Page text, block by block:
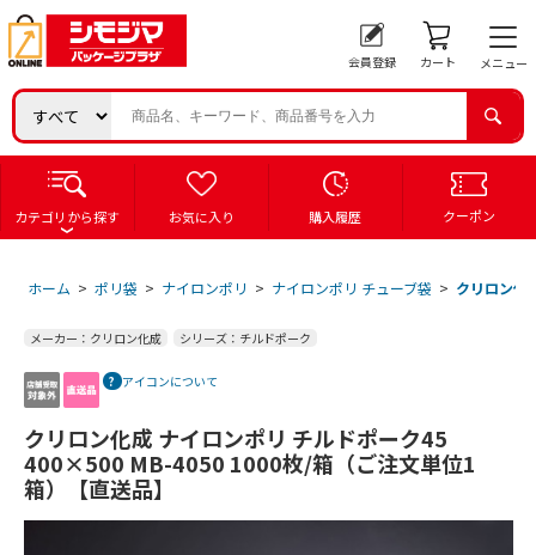
会員登録 カート メニュー
カテゴリから探す お気に入り 購入履歴 クーポン
ホーム > ポリ袋 > ナイロンポリ > ナイロンポリ チューブ袋 > クリロン化
メーカー：クリロン化成 シリーズ：チルドポーク
アイコンについて
クリロン化成 ナイロンポリ チルドポーク45
400×500 MB-4050 1000枚/箱（ご注文単位1
箱）【直送品】